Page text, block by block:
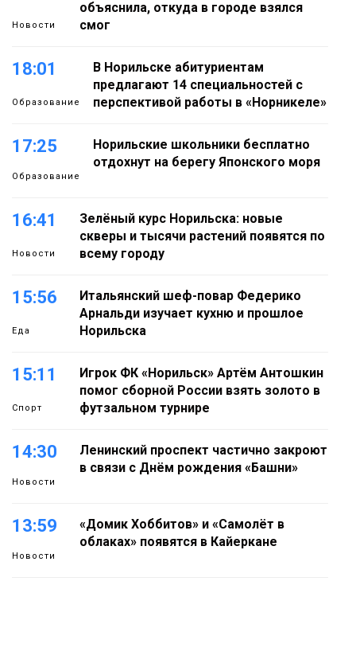
Новости
объяснила, откуда в городе взялся
смог
18:01
Образование
В Норильске абитуриентам
предлагают 14 специальностей с
перспективой работы в «Норникеле»
17:25
Образование
Норильские школьники бесплатно
отдохнут на берегу Японского моря
16:41
Новости
Зелёный курс Норильска: новые
скверы и тысячи растений появятся по
всему городу
15:56
Еда
Итальянский шеф-повар Федерико
Арнальди изучает кухню и прошлое
Норильска
15:11
Спорт
Игрок ФК «Норильск» Артём Антошкин
помог сборной России взять золото в
футзальном турнире
14:30
Новости
Ленинский проспект частично закроют
в связи с Днём рождения «Башни»
13:59
Новости
«Домик Хоббитов» и «Самолёт в
облаках» появятся в Кайеркане